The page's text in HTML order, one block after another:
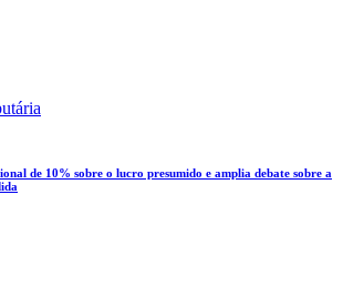
de 10% sobre o lucro presumido e amplia debate sobre a